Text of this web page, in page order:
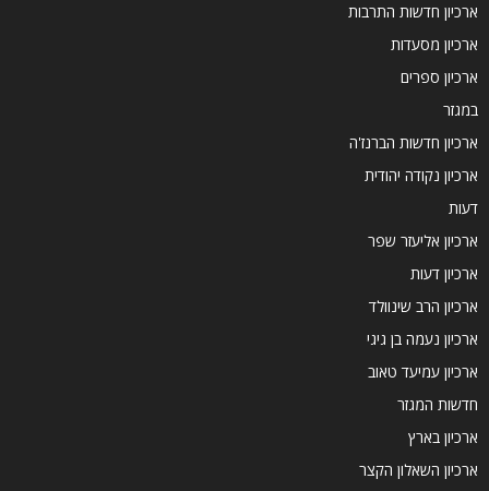
ארכיון חדשות התרבות
ארכיון מסעדות
ארכיון ספרים
במגזר
ארכיון חדשות הברנז'ה
ארכיון נקודה יהודית
דעות
ארכיון אליעזר שפר
ארכיון דעות
ארכיון הרב שינוולד
ארכיון נעמה בן גיגי
ארכיון עמיעד טאוב
חדשות המגזר
ארכיון בארץ
ארכיון השאלון הקצר